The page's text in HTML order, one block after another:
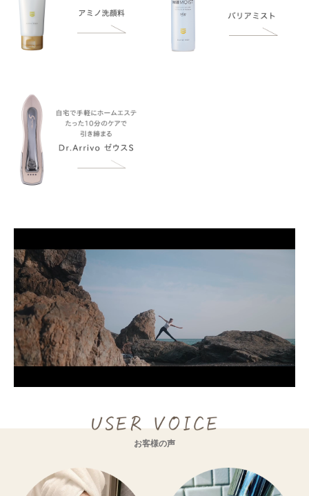
バリア機能が
バリア機能が
お客様の声